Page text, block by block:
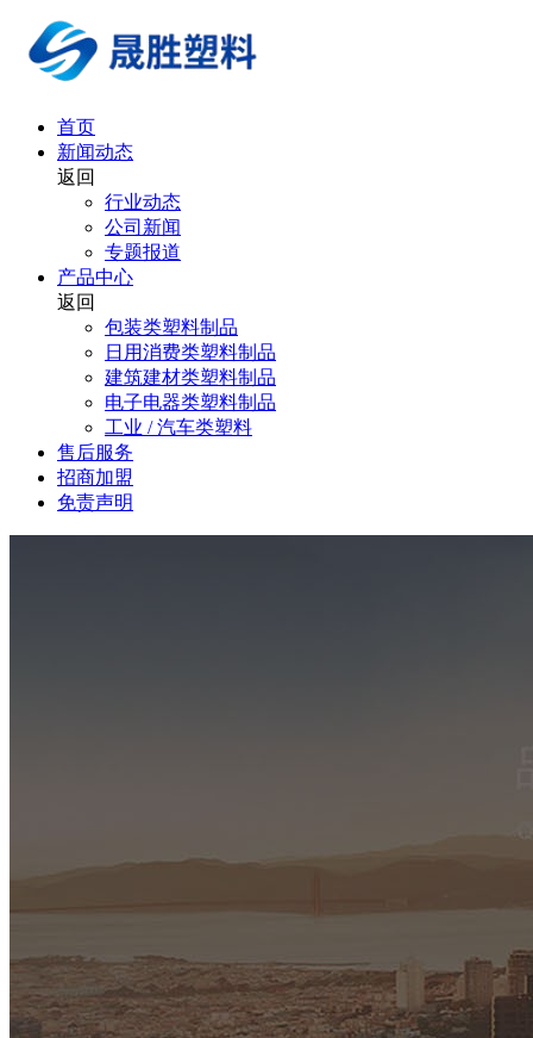
首页
新闻动态
返回
行业动态
公司新闻
专题报道
产品中心
返回
包装类塑料制品
日用消费类塑料制品
建筑建材类塑料制品
电子电器类塑料制品
工业 / 汽车类塑料
售后服务
招商加盟
免责声明